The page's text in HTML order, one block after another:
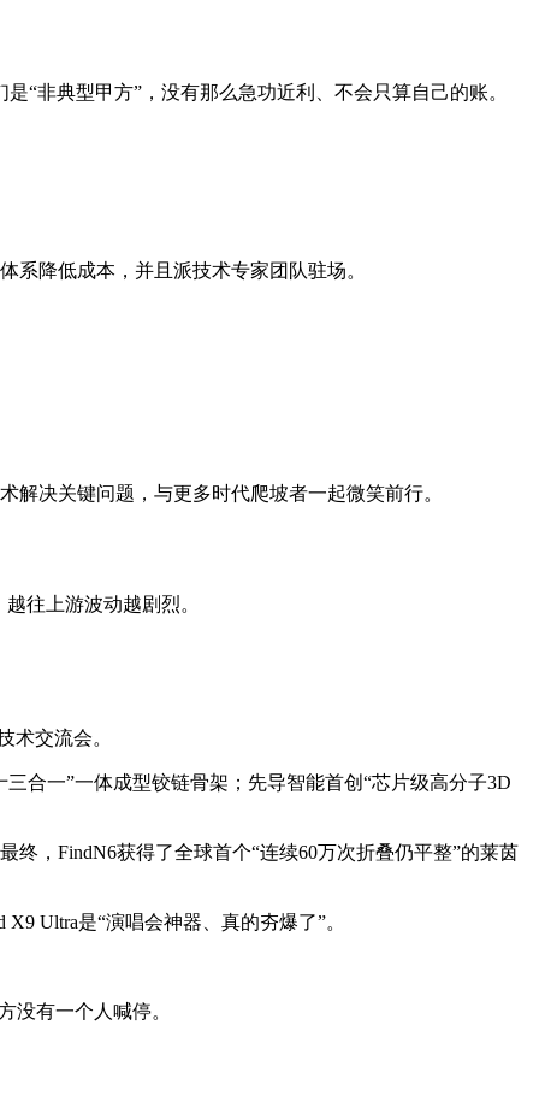
“非典型甲方”，没有那么急功近利、不会只算自己的账。
系降低成本，并且派技术专家团队驻场。
解决关键问题，与更多时代爬坡者一起微笑前行。
往上游波动越剧烈。
术交流会。
合一”一体成型铰链骨架；先导智能首创“芯片级高分子3D
终，FindN6获得了全球首个“连续60万次折叠仍平整”的莱茵
Ultra是“演唱会神器、真的夯爆了”。
没有一个人喊停。